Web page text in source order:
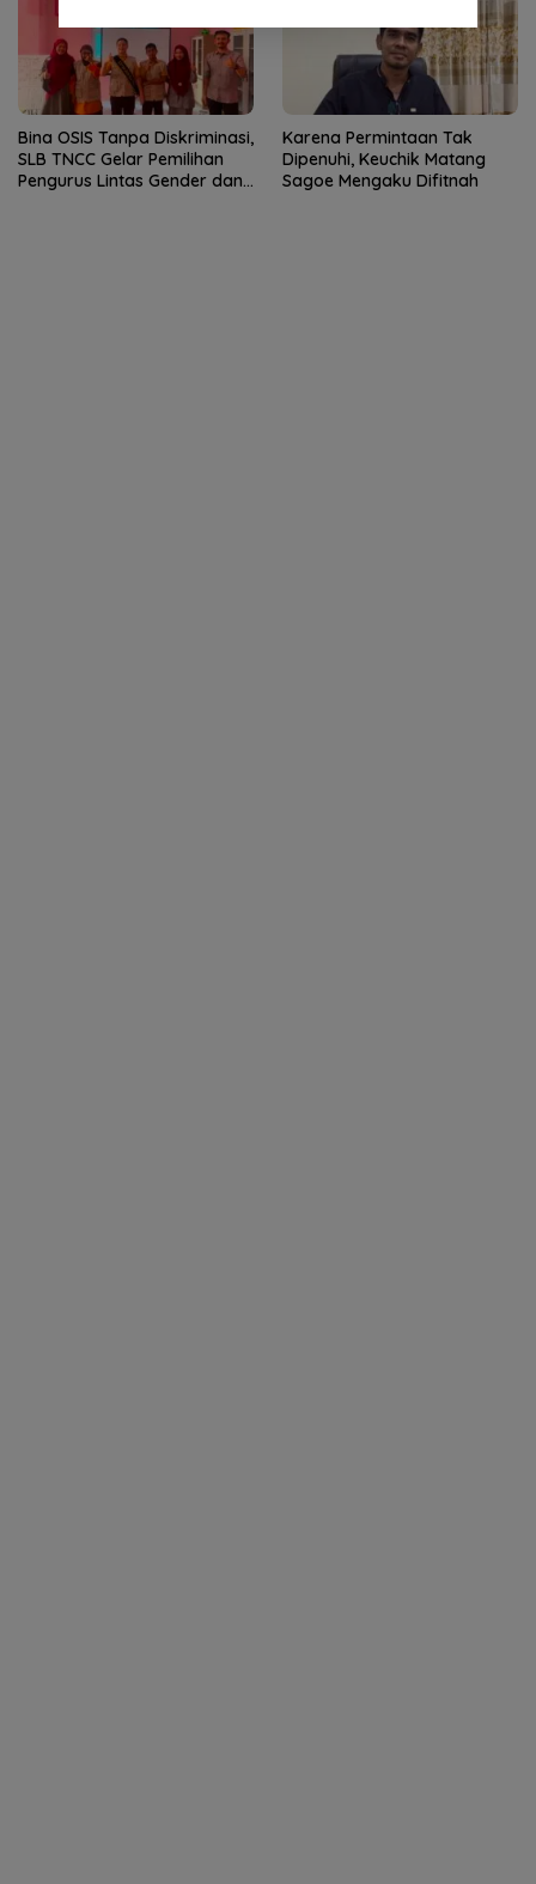
Bina OSIS Tanpa Diskriminasi,
SLB TNCC Gelar Pemilihan
Pengurus Lintas Gender dan
Karena Permintaan Tak
Dipenuhi, Keuchik Matang
Sagoe Mengaku Difitnah